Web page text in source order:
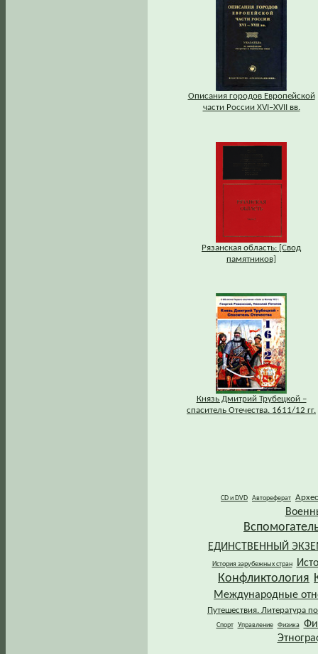
Описания городов Европейской
части России XVI–XVII вв.
Рязанская область: [Свод
памятников]
Князь Дмитрий Трубецкой –
спаситель Отечества. 1611/12 гг.
CD и DVD Автореферат
ЕДИНСТВЕННЫЙ
История зарубежных стран
Конфликтология
Международные
Путешествия. Литература
Спорт Управление Физика